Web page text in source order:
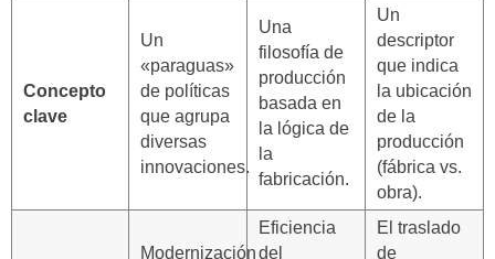
Concepto
clave
Un
«paraguas»
de políticas
que agrupa
diversas
innovaciones.
Una
filosofía de
producción
basada en
la lógica de
la
fabricación.
Un
descriptor
que indica
la ubicación
de la
producción
(fábrica vs.
obra).
Modernización
Eficiencia
del
El traslado
de